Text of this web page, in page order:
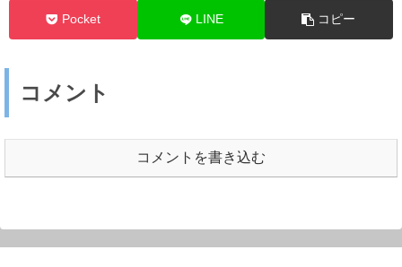
Pocket LINE コピー
コメント
コメントを書き込む